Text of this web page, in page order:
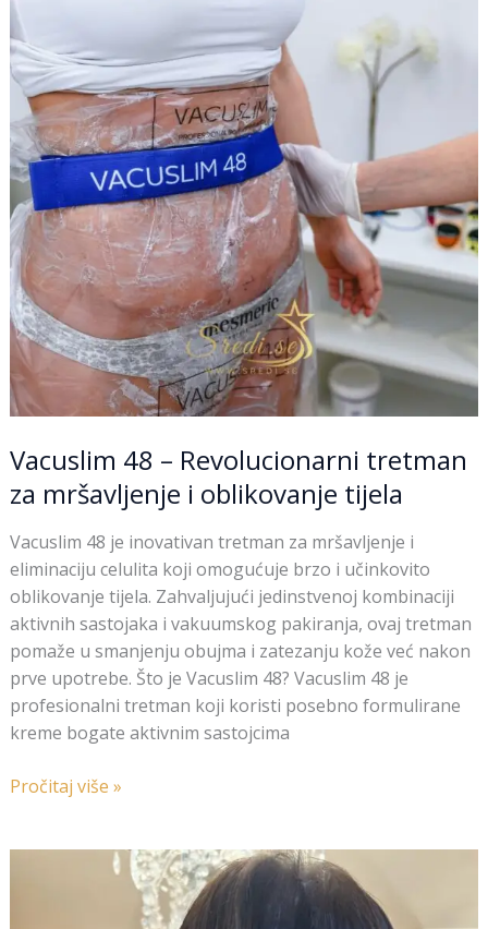
Vacuslim 48 – Revolucionarni tretman
za mršavljenje i oblikovanje tijela
Vacuslim 48 je inovativan tretman za mršavljenje i
eliminaciju celulita koji omogućuje brzo i učinkovito
oblikovanje tijela. Zahvaljujući jedinstvenoj kombinaciji
aktivnih sastojaka i vakuumskog pakiranja, ovaj tretman
pomaže u smanjenju obujma i zatezanju kože već nakon
prve upotrebe. Što je Vacuslim 48? Vacuslim 48 je
profesionalni tretman koji koristi posebno formulirane
kreme bogate aktivnim sastojcima
–
Revolucionarni
tretman
za
mršavljenje
i
oblikovanje
tijela
Pročitaj više »